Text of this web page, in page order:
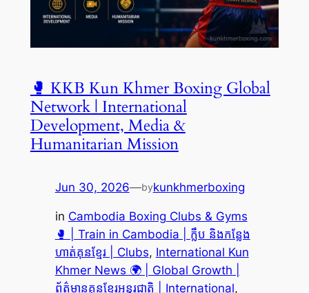
🥊 KKB Kun Khmer Boxing Global
Network | International
Development, Media &
Humanitarian Mission
Jun 30, 2026—bykunkhmerboxing
in Cambodia Boxing Clubs & Gyms
🥊 | Train in Cambodia | ក្លឹប និងកន្លែង
ហាត់គុនខ្មែរ | Clubs, International Kun
Khmer News 🌍 | Global Growth |
ព័ត៌មានគុនខ្មែរអន្តរជាតិ | International